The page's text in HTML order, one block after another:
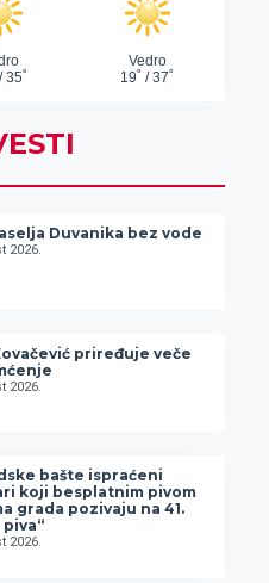
Duvanika bez vode
2026.
priređuje veče
2026.
bašte ispraćeni
koji besplatnim pivom
grada pozivaju na 41.
piva“
2026.